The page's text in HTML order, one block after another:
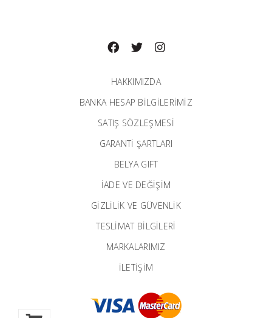
HAKKIMIZDA
BANKA HESAP BILGILERIMIZ
SATIŞ SÖZLEŞMESİ
GARANTI ŞARTLARI
BELYA GIFT
İADE VE DEĞİŞİM
GİZLİLİK VE GÜVENLİK
TESLİMAT BİLGİLERİ
MARKALARIMIZ
İLETIŞIM